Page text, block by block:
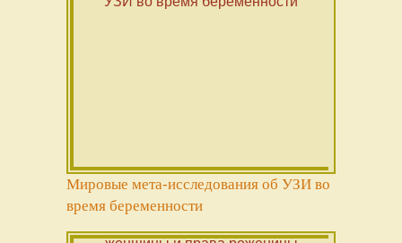
Мировые мета-исследования об УЗИ во
время беременности